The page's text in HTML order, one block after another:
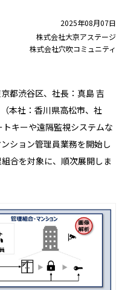
2025年08月07日
株式会社大京アステージ
株式会社穴吹コミュニティ
都渋谷区、社長：真島 吉
本社：香川県高松市、社
キーや遠隔監視システムな
ション管理員業務を開始し
合を対象に、順次展開しま